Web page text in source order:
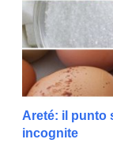
Areté: il punto
incognite